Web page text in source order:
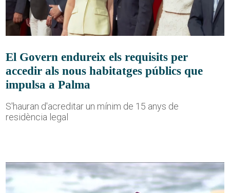
El Govern endureix els requisits per
accedir als nous habitatges públics que
impulsa a Palma
S'hauran d'acreditar un mínim de 15 anys de
residència legal